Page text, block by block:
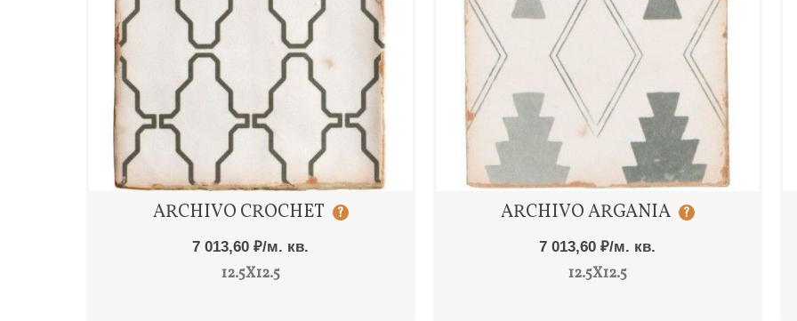
Быстрый просмотр
ARCHIVO CROCHET ?
7 013,60 ₽/м. кв.
12.5X12.5
Быстрый просмотр
ARCHIVO ARGANIA ?
7 013,60 ₽/м. кв.
12.5X12.5